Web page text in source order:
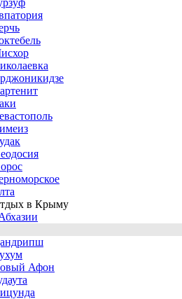
в Крыму
Афон